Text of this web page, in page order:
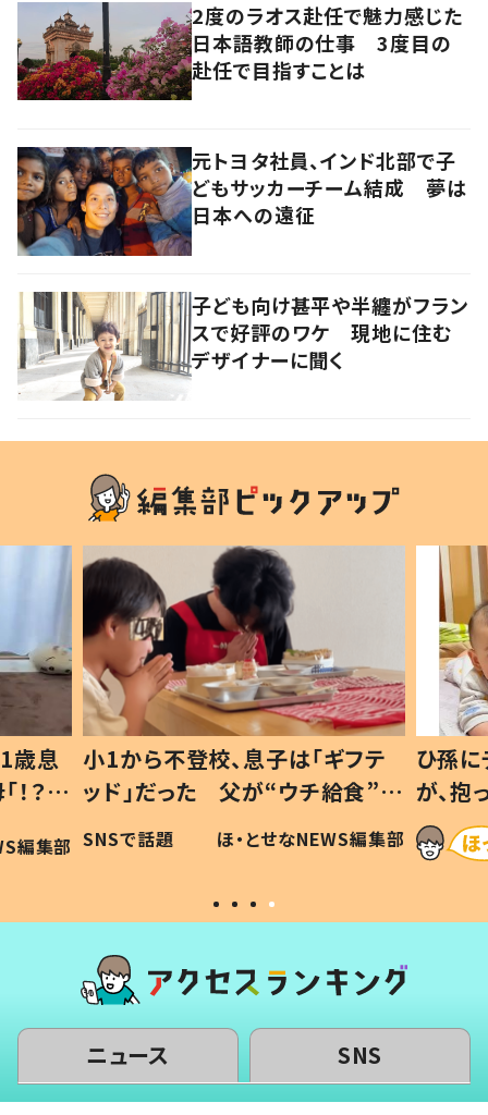
2度のラオス赴任で魅力感じた
日本語教師の仕事 3度目の
赴任で目指すことは
元トヨタ社員、インド北部で子
どもサッカーチーム結成 夢は
日本への遠征
子ども向け甚平や半纏がフラン
スで好評のワケ 現地に住む
デザイナーに聞く
歳息
？」
編集部
小1から不登校、息子は「ギフテ
ッド」だった 父が“ウチ給食”を
作り続ける理由とは #令和の親
#令和の子
SNSで話題 ほ・とせなNEWS編集部
ひ孫
が、
「涙が
い」
ニュース SNS